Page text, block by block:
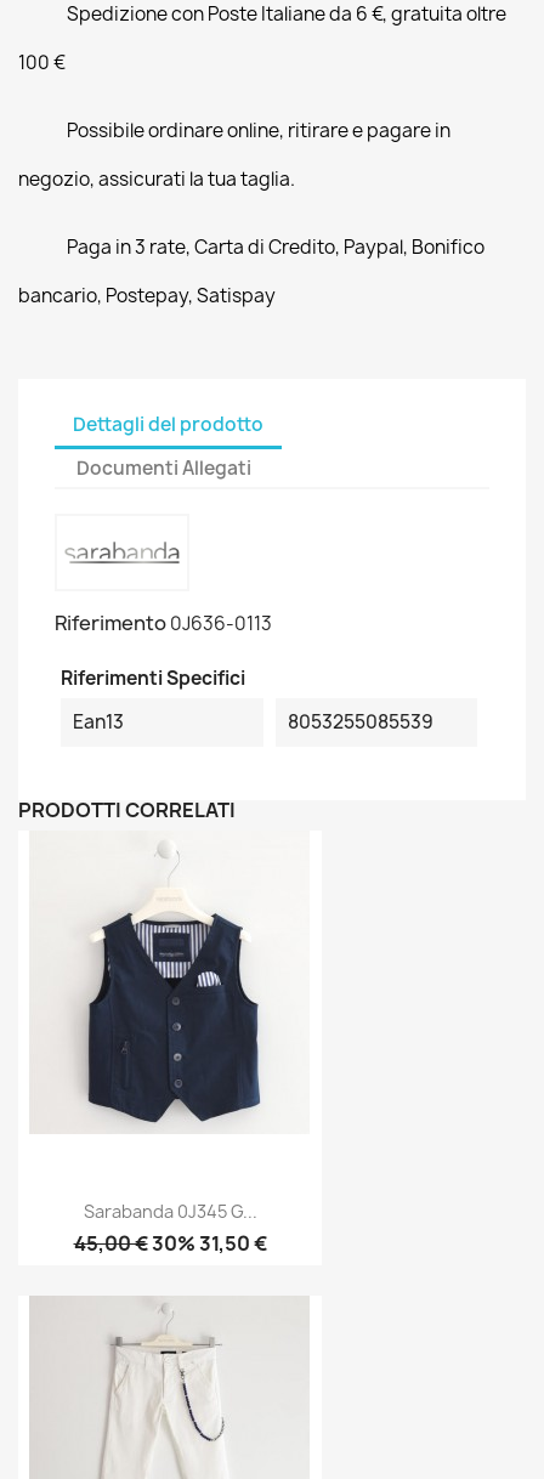
Spedizione con Poste Italiane da 6 €, gratuita oltre
100 €
Possibile ordinare online, ritirare e pagare in
negozio, assicurati la tua taglia.
Paga in 3 rate, Carta di Credito, Paypal, Bonifico
bancario, Postepay, Satispay
Dettagli del prodotto
Documenti Allegati
Riferimento0J636-0113
Riferimenti Specifici
Ean13
8053255085539
PRODOTTI CORRELATI
Sarabanda 0J345 G...
45,00 €30% 31,50 €